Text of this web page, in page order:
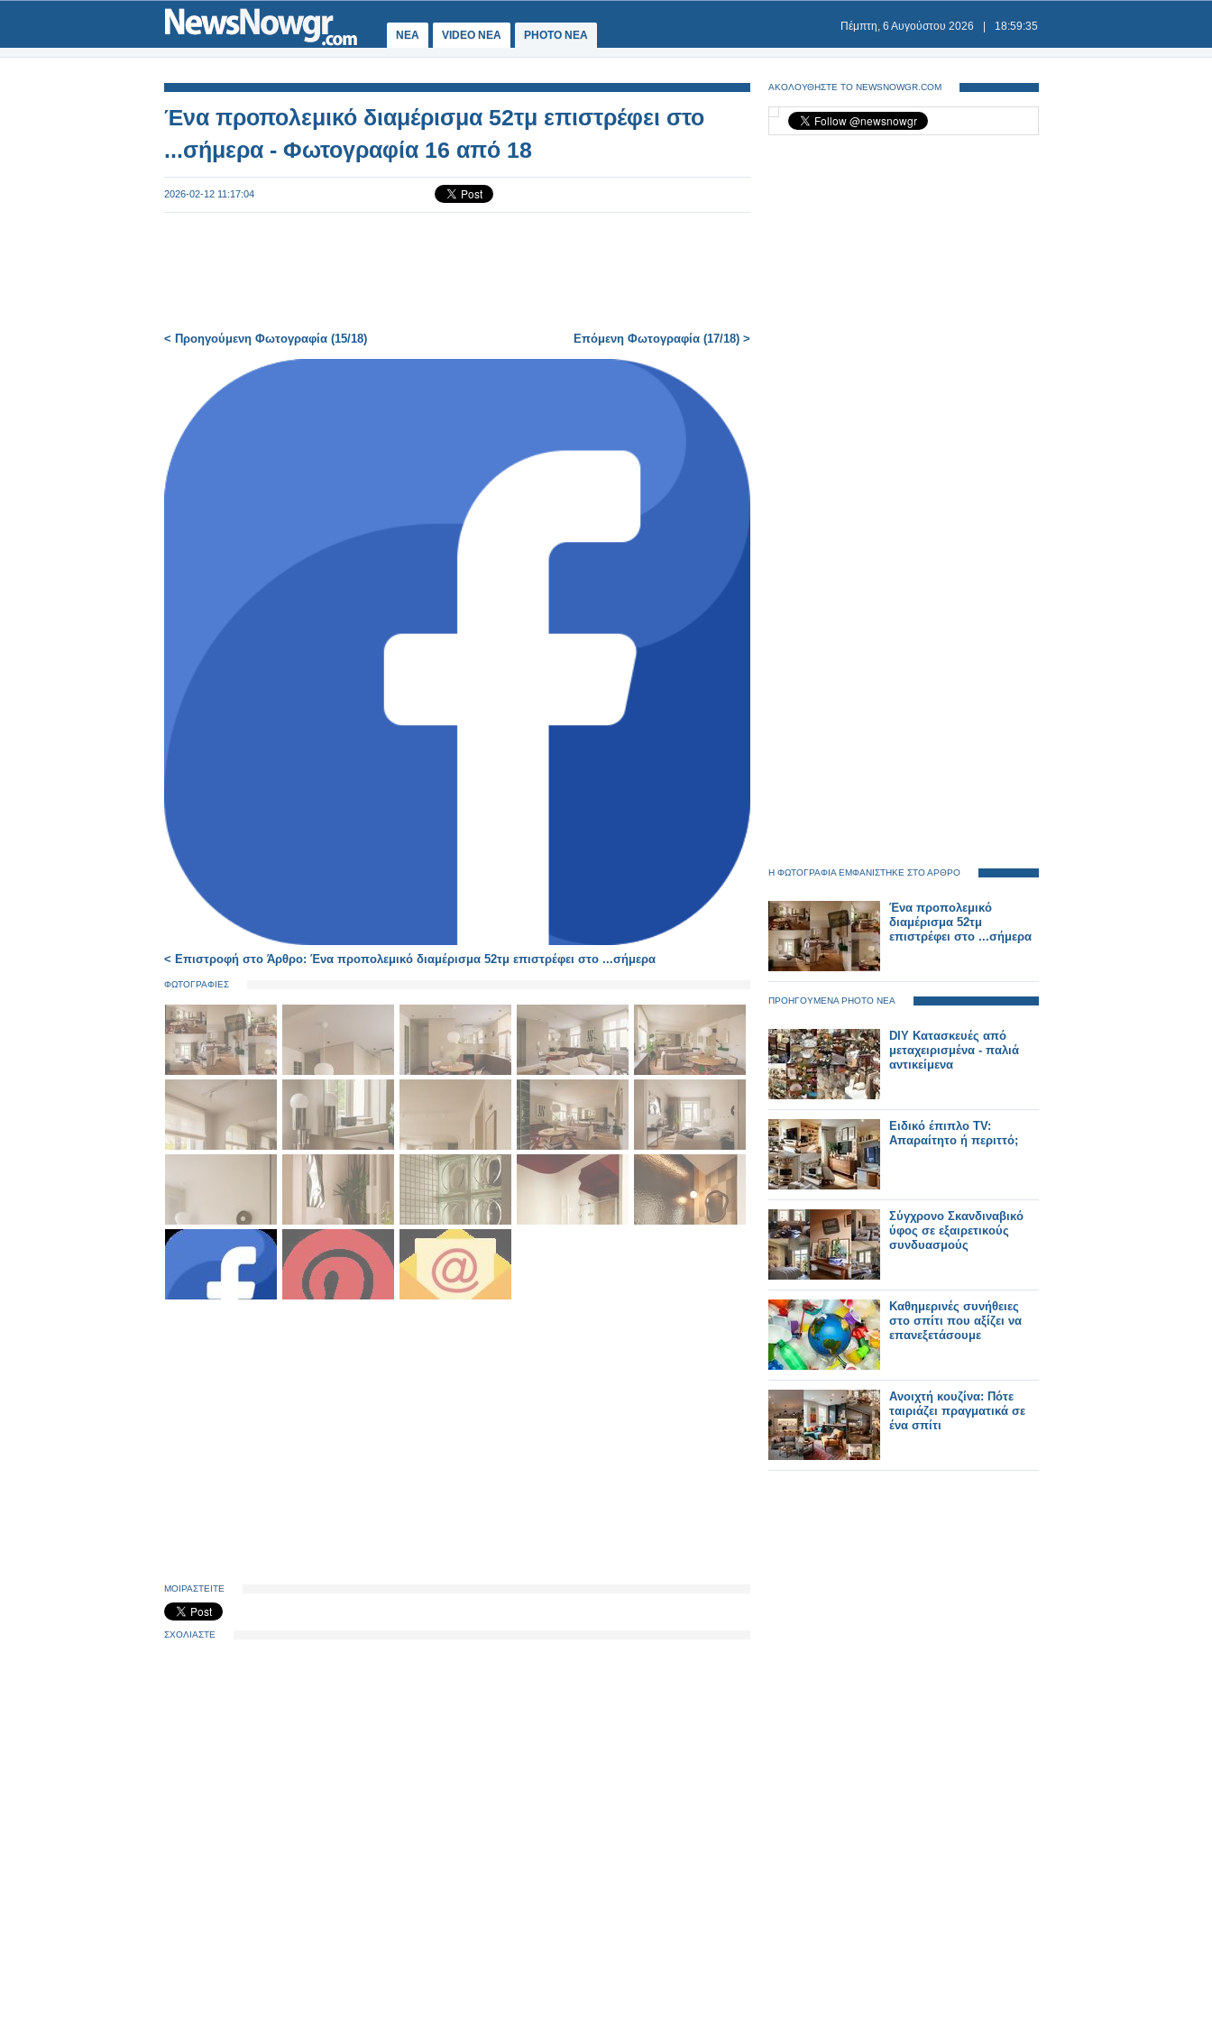
ΝΕΑ VIDEO NEA PHOTO NEA
Πέμπτη, 6 Αυγούστου 2026 18:59:35
Ένα προπολεμικό διαμέρισμα 52τμ επιστρέφει στο
...σήμερα - Φωτογραφία 16 από 18
2026-02-12 11:17:04
< Προηγούμενη Φωτογραφία (15/18) Επόμενη Φωτογραφία (17/18) >
< Επιστροφή στο Άρθρο: Ένα προπολεμικό διαμέρισμα 52τμ επιστρέφει στο ...σήμερα
ΦΩΤΟΓΡΑΦΙΕΣ
ΜΟΙΡΑΣΤΕΙΤΕ
ΣΧΟΛΙΑΣΤΕ
ΑΚΟΛΟΥΘΗΣΤΕ ΤΟ NEWSNOWGR.COM
Η ΦΩΤΟΓΡΑΦΙΑ ΕΜΦΑΝΙΣΤΗΚΕ ΣΤΟ ΑΡΘΡΟ
Ένα προπολεμικό
διαμέρισμα 52τμ
επιστρέφει στο ...σήμερα
ΠΡΟΗΓΟΥΜΕΝΑ PHOTO ΝΕΑ
DIY Κατασκευές από
μεταχειρισμένα - παλιά
αντικείμενα
Ειδικό έπιπλο TV:
Απαραίτητο ή περιττό;
Σύγχρονο Σκανδιναβικό
ύφος σε εξαιρετικούς
συνδυασμούς
Καθημερινές συνήθειες
στο σπίτι που αξίζει να
επανεξετάσουμε
Ανοιχτή κουζίνα: Πότε
ταιριάζει πραγματικά σε
ένα σπίτι